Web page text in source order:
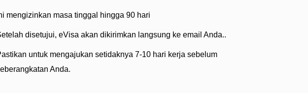
mengizinkan masa tinggal hingga 90 hari
disetujui, eVisa akan dikirimkan langsung ke email Anda..
untuk mengajukan setidaknya 7-10 hari kerja sebelum
Anda.